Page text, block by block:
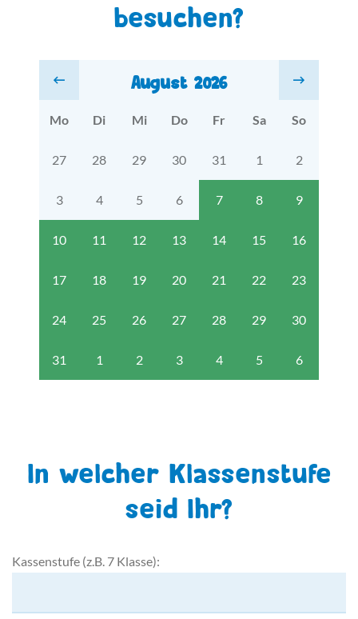
besuchen?
August 2026
Mo Di Mi Do Fr Sa So
27 28 29 30 31 1 2
3 4 5 6 7 8 9
10 11 12 13 14 15 16
17 18 19 20 21 22 23
24 25 26 27 28 29 30
31 1 2 3 4 5 6
In welcher Klassenstufe
seid Ihr?
Kassenstufe (z.B. 7 Klasse):